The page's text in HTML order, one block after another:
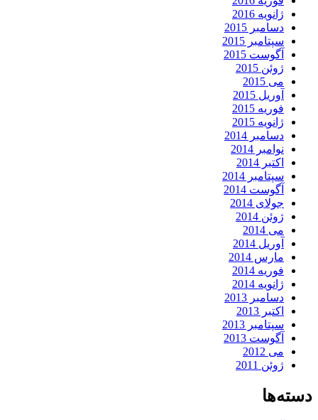
ژانویه 2016
دسامبر 2015
سپتامبر 2015
آگوست 2015
ژوئن 2015
می 2015
آوریل 2015
فوریه 2015
ژانویه 2015
دسامبر 2014
نوامبر 2014
اکتبر 2014
سپتامبر 2014
آگوست 2014
جولای 2014
ژوئن 2014
می 2014
آوریل 2014
مارس 2014
فوریه 2014
ژانویه 2014
دسامبر 2013
اکتبر 2013
سپتامبر 2013
آگوست 2013
می 2012
ژوئن 2011
دسته‌ها